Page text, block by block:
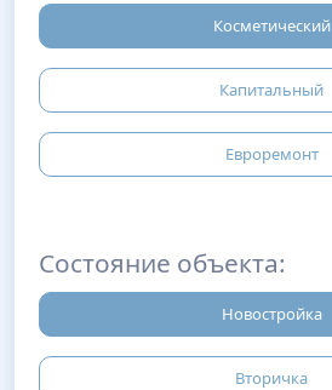
Косметический
Капитальный
Евроремонт
Состояние объекта:
Новостройка
Вторичка